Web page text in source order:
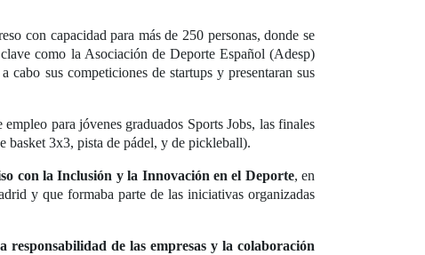
con capacidad para más de 250 personas, donde se
como la Asociación de Deporte Español (Adesp)
sus competiciones de startups y presentaran sus
para jóvenes graduados Sports Jobs, las finales
basket 3x3, pista de pádel, y de pickleball).
con la Inclusión y la Innovación en el Deporte, en
y que formaba parte de las iniciativas organizadas
responsabilidad de las empresas y la colaboración